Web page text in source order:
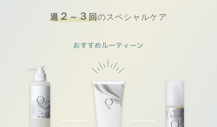
週２～３回のスペシャルケア